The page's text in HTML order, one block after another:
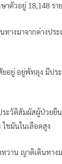
าตัวอยู่ 18,148 ราย
ทางมาจากต่างประ
ยอยู่ อยู่พัทลุง มีปร
ระวัติสัมผัสผู้ป่วยยื
ขมันในเลือดสูง
วาน ญาติเดินทาง